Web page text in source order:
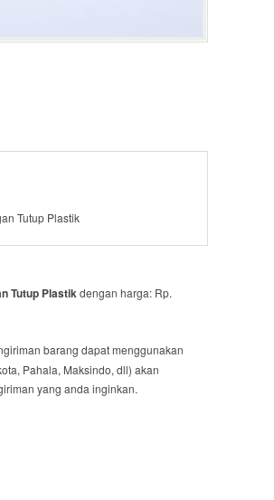
Tutup Plastik
Tutup Plastikdengan harga: Rp.
barang dapat menggunakan
Pahala, Maksindo, dll) akan
yang anda inginkan.